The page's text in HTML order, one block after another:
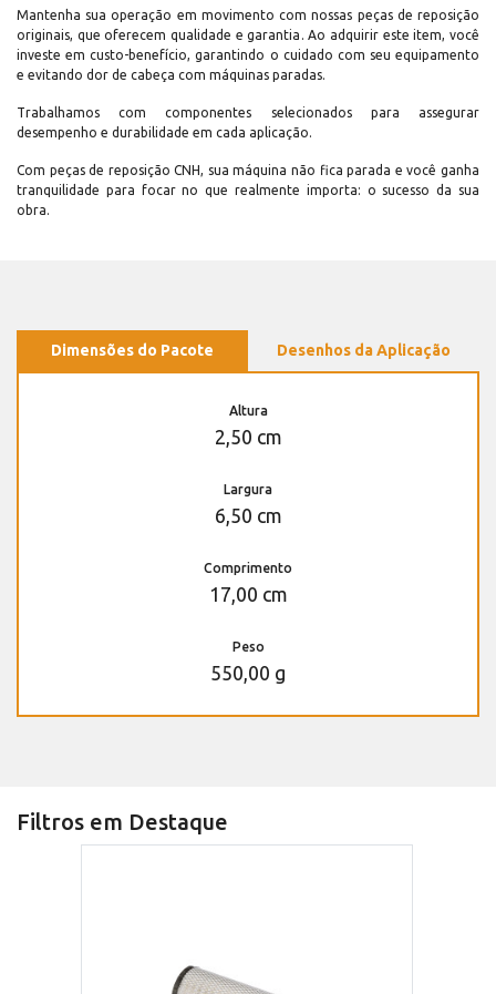
Mantenha sua operação em movimento com nossas peças de reposição
originais, que oferecem qualidade e garantia. Ao adquirir este item, você
investe em custo-benefício, garantindo o cuidado com seu equipamento
e evitando dor de cabeça com máquinas paradas.
Trabalhamos com componentes selecionados para assegurar
desempenho e durabilidade em cada aplicação.
Com peças de reposição CNH, sua máquina não fica parada e você ganha
tranquilidade para focar no que realmente importa: o sucesso da sua
obra.
Dimensões do Pacote Desenhos da Aplicação
Altura
2,50 cm
Largura
6,50 cm
Comprimento
17,00 cm
Peso
550,00 g
Filtros em Destaque